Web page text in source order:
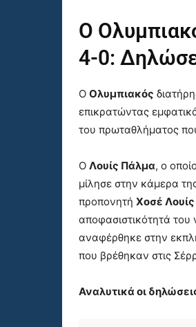
Ο
4-0:
Ο Ολυμπιακός
επικρατώντας
του πρωταθλήματος
Ο Λουίς Πάλμα, ο
μίλησε στην κάμερα
προπονητή Χοσέ
αποφασιστικότητά του
αναφέρθηκε στην
που βρέθηκαν στις
Αναλυτικά οι